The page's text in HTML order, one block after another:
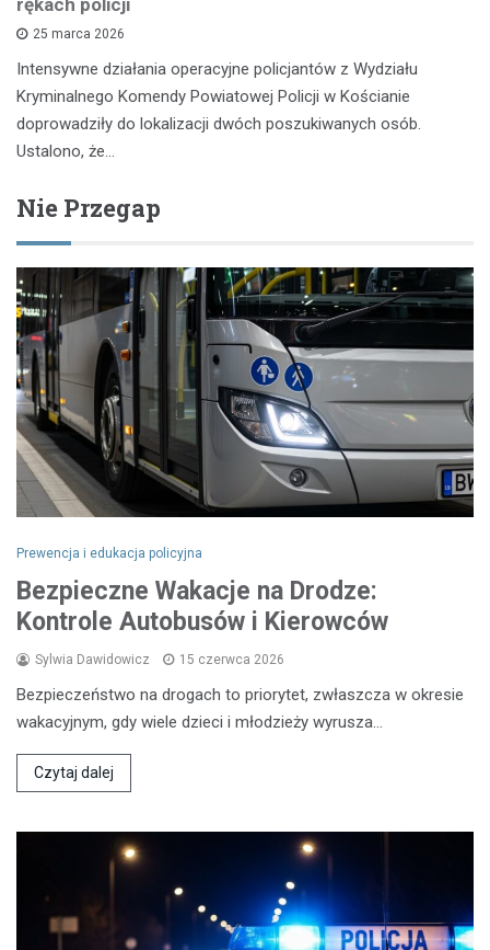
rękach policji
25 marca 2026
Intensywne działania operacyjne policjantów z Wydziału
Kryminalnego Komendy Powiatowej Policji w Kościanie
doprowadziły do lokalizacji dwóch poszukiwanych osób.
Ustalono, że…
Nie Przegap
Prewencja i edukacja policyjna
Bezpieczne Wakacje na Drodze:
Kontrole Autobusów i Kierowców
Sylwia Dawidowicz 15 czerwca 2026
Bezpieczeństwo na drogach to priorytet, zwłaszcza w okresie
wakacyjnym, gdy wiele dzieci i młodzieży wyrusza…
Czytaj dalej